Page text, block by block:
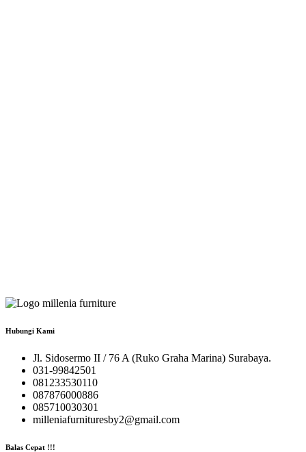
Hubungi Kami
Jl. Sidosermo II / 76 A (Ruko Graha Marina) Surabaya.
031-99842501
081233530110
087876000886
085710030301
milleniafurnituresby2@gmail.com
Balas Cepat !!!